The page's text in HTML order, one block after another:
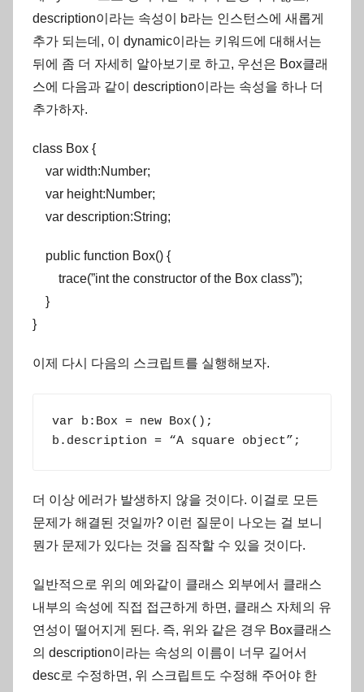
description이라는 속성이 b라는 인스턴스에 새롭게
추가 되는데, 이 dynamic이라는 키워드에 대해서는
뒤에 좀 더 자세히 알아보기로 하고, 우선은 Box클래
스에 다음과 같이 description이라는 속성을 하나 더
추가하자.
class Box {
var width:Number;
var height:Number;
var description:String;
public function Box() {
trace(”int the constructor of the Box class”);
}
}
이제 다시 다음의 스크립트를 실행해보자.
var b:Box = new Box();
b.description = “A square object”;
더 이상 에러가 발생하지 않을 것이다. 이걸로 모든
문제가 해결된 것일까? 이런 질문이 나오는 걸 보니
뭔가 문제가 있다는 것을 짐작할 수 있을 것이다.
일반적으로 위의 예와같이 클래스 외부에서 클래스
내부의 속성에 직접 접근하게 하면, 클래스 자체의 유
연성이 떨어지게 된다. 즉, 위와 같은 경우 Box클래스
의 description이라는 속성의 이름이 너무 길어서
desc로 수정하면, 위 스크립트도 수정해 주어야 한